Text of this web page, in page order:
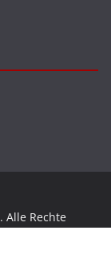
. Alle Rechte